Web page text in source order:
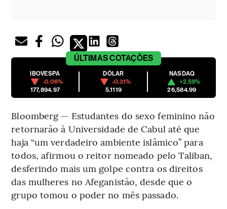
ÚLTIMASCOTAÇÕES
IBOVESPA
-0.06%
177,894.97
DÓLAR
-0.31%
5.1119
NASDAQ
+2.59%
26,584.99
Bloomberg — Estudantes do sexo feminino não
retornarão à Universidade de Cabul até que
haja “um verdadeiro ambiente islâmico” para
todos, afirmou o reitor nomeado pelo Taliban,
desferindo mais um golpe contra os direitos
das mulheres no Afeganistão, desde que o
grupo tomou o poder no mês passado.